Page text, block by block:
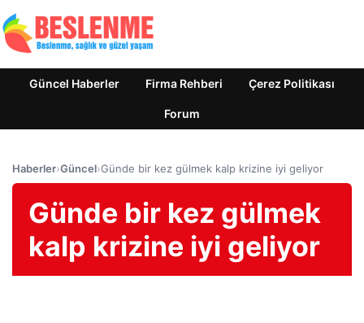
Güncel Haberler Firma Rehberi Çerez Politikası
Forum
Haberler›Güncel›Günde bir kez gülmek kalp krizine iyi geliyor
Günde bir kez gülmek
kalp krizine iyi geliyor